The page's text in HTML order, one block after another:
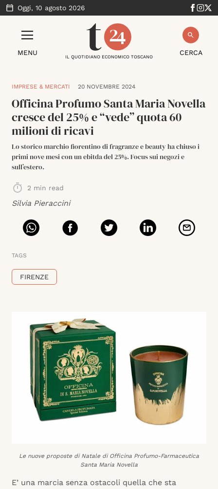
Oggi, 10 agosto 2026
MENU CERCA
IL QUOTIDIANO ECONOMICO TOSCANO
IMPRESE & MERCATI 20 NOVEMBRE 2024
Officina Profumo Santa Maria Novella
cresce del 25% e “vede” quota 60
milioni di ricavi
Lo storico marchio fiorentino di fragranze e beauty ha chiuso i
primi nove mesi con un ebitda del 25%. Focus sui negozi e
sull’estero.
2 min read
Silvia Pieraccini
TAGS
FIRENZE
Le nuove proposte di Natale di Officina Profumo-Farmaceutica
Santa Maria Novella
E’ una marcia senza ostacoli quella che sta